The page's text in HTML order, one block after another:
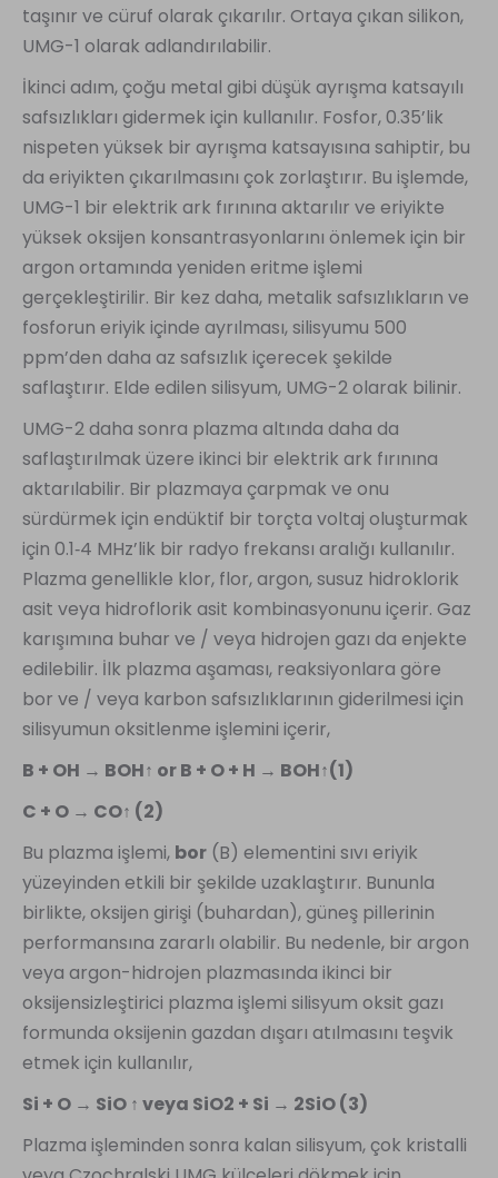
taşınır ve cüruf olarak çıkarılır. Ortaya çıkan silikon,
UMG-1 olarak adlandırılabilir.
İkinci adım, çoğu metal gibi düşük ayrışma katsayılı
safsızlıkları gidermek için kullanılır. Fosfor, 0.35’lik
nispeten yüksek bir ayrışma katsayısına sahiptir, bu
da eriyikten çıkarılmasını çok zorlaştırır. Bu işlemde,
UMG-1 bir elektrik ark fırınına aktarılır ve eriyikte
yüksek oksijen konsantrasyonlarını önlemek için bir
argon ortamında yeniden eritme işlemi
gerçekleştirilir. Bir kez daha, metalik safsızlıkların ve
fosforun eriyik içinde ayrılması, silisyumu 500
ppm’den daha az safsızlık içerecek şekilde
saflaştırır. Elde edilen silisyum, UMG-2 olarak bilinir.
UMG-2 daha sonra plazma altında daha da
saflaştırılmak üzere ikinci bir elektrik ark fırınına
aktarılabilir. Bir plazmaya çarpmak ve onu
sürdürmek için endüktif bir torçta voltaj oluşturmak
için 0.1‑4 MHz’lik bir radyo frekansı aralığı kullanılır.
Plazma genellikle klor, flor, argon, susuz hidroklorik
asit veya hidroflorik asit kombinasyonunu içerir. Gaz
karışımına buhar ve / veya hidrojen gazı da enjekte
edilebilir. İlk plazma aşaması, reaksiyonlara göre
bor ve / veya karbon safsızlıklarının giderilmesi için
silisyumun oksitlenme işlemini içerir,
B + OH → BOH↑ or B + O + H → BOH↑(1)
C + O → CO↑ (2)
Bu plazma işlemi, bor (B) elementini sıvı eriyik
yüzeyinden etkili bir şekilde uzaklaştırır. Bununla
birlikte, oksijen girişi (buhardan), güneş pillerinin
performansına zararlı olabilir. Bu nedenle, bir argon
veya argon-hidrojen plazmasında ikinci bir
oksijensizleştirici plazma işlemi silisyum oksit gazı
formunda oksijenin gazdan dışarı atılmasını teşvik
etmek için kullanılır,
Si + O → SiO ↑ veya SiO2 + Si → 2SiO (3)
Plazma işleminden sonra kalan silisyum, çok kristalli